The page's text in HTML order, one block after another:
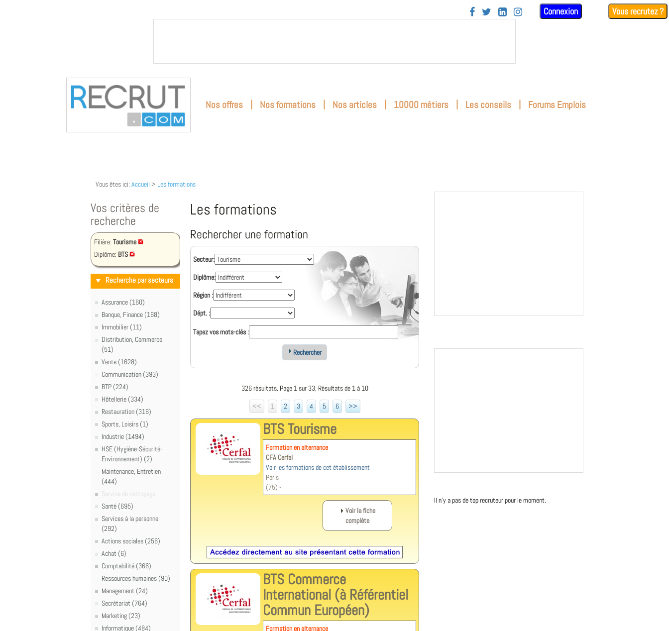
    Connexion Vous recrutez ?
Nos offres | Nos formations | Nos articles | 10000 métiers | Les conseils | Forums Emplois
Vous êtes ici: Accueil > Les formations
Vos critères de
recherche
Filière: Tourisme
Diplôme: BTS
Recherche par secteurs
Assurance (160)
Banque, Finance (168)
Immobilier (11)
Distribution, Commerce
(51)
Vente (1628)
Communication (393)
BTP (224)
Hôtellerie (334)
Restauration (316)
Sports, Loisirs (1)
Industrie (1494)
HSE (Hygiène-Sécurité-
Environnement) (2)
Maintenance, Entretien
(444)
Service de nettoyage
Santé (695)
Services à la personne
(292)
Actions sociales (256)
Achat (6)
Comptabilité (366)
Ressources humaines (90)
Management (24)
Secrétariat (764)
Marketing (23)
Informatique (484)
Les formations
Rechercher une formation
Secteur:
Diplôme:
Région :
Dépt. :
Tapez vos mots-clés :
Rechercher
326 résultats. Page 1 sur 33, Résultats de 1 à 10
<<
1 2 3 4 5 6 >>
BTS Tourisme
Formation en alternance
CFA Cerfal
Voir les formations de cet établissement
Paris
(75) -
Voir la fiche
complète
BTS Commerce
International (à Référentiel
Commun Européen)
Formation en alternance
Il n'y a pas de top recruteur pour le moment.